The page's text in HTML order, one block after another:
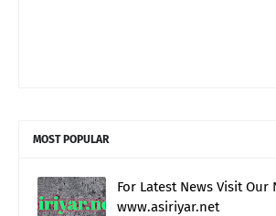
MOST POPULAR
For Latest News Visit Our
www.asiriyar.net